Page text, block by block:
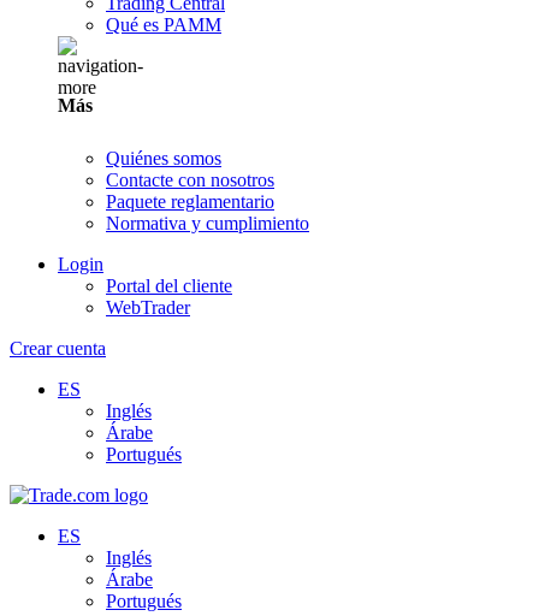
Qué es PAMM
Más
Quiénes somos
Contacte con nosotros
Paquete reglamentario
Normativa y cumplimiento
Login
Portal del cliente
WebTrader
Crear cuenta
ES
Inglés
Árabe
Portugués
ES
Inglés
Árabe
Portugués